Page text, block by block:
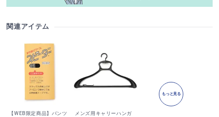
関連アイテム
【WEB限定商品】パンツ
メンズ用キャリーハンガ
もっと見る